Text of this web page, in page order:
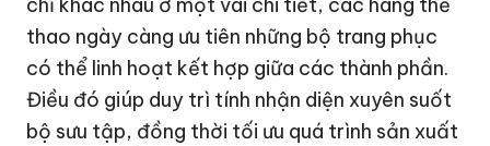
và phân phối.
Dù chỉ là một thay đổi nhỏ, việc tuyển Anh
dùng chung một mẫu quần cho cả hai bộ trang
phục nhanh chóng được cộng đồng sưu tầm